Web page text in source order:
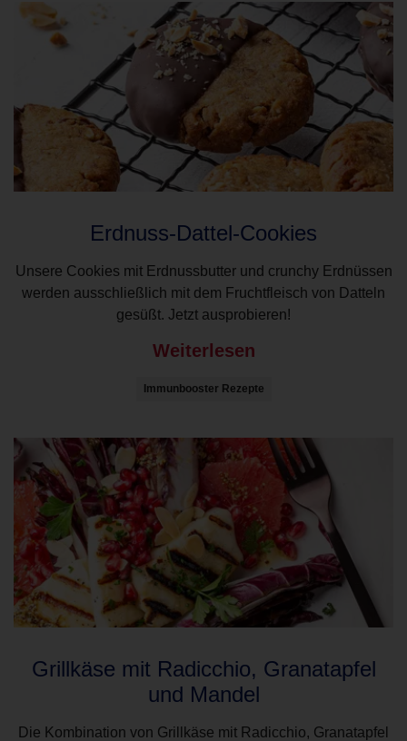
Erdnuss-Dattel-Cookies
Unsere Cookies mit Erdnussbutter und crunchy Erdnüssen
werden ausschließlich mit dem Fruchtfleisch von Datteln
gesüßt. Jetzt ausprobieren!
Weiterlesen
Immunbooster Rezepte
Grillkäse mit Radicchio, Granatapfel
und Mandel
Die Kombination von Grillkäse mit Radicchio, Granatapfel